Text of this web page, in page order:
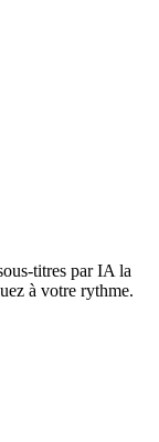
titres par IA la
à votre rythme.